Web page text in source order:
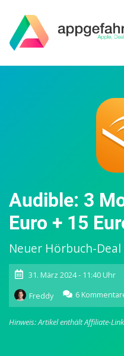
Audible: 3
Euro + 15
Neuer Hörbuch-
31. März 2024 - 11:40 Uhr
Freddy
6
Hinweis: Artikel enthält Affiliate-